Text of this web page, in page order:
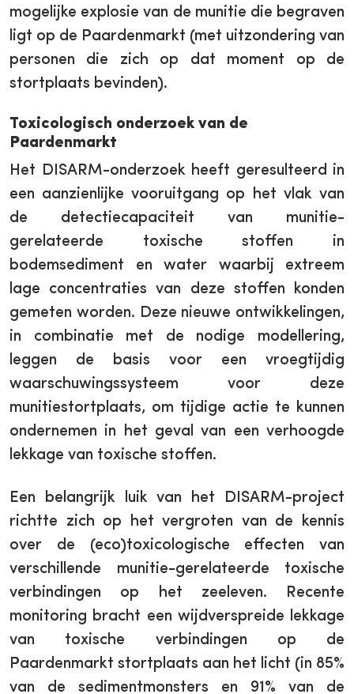
mogelijke explosie van de munitie die begraven
ligt op de Paardenmarkt (met uitzondering van
personen die zich op dat moment op de
stortplaats bevinden).
Toxicologisch onderzoek van de
Paardenmarkt
Het DISARM-onderzoek heeft geresulteerd in
een aanzienlijke vooruitgang op het vlak van
de detectiecapaciteit van munitie-
gerelateerde toxische stoffen in
bodemsediment en water waarbij extreem
lage concentraties van deze stoffen konden
gemeten worden. Deze nieuwe ontwikkelingen,
in combinatie met de nodige modellering,
leggen de basis voor een vroegtijdig
waarschuwingssysteem voor deze
munitiestortplaats, om tijdige actie te kunnen
ondernemen in het geval van een verhoogde
lekkage van toxische stoffen.
Een belangrijk luik van het DISARM-project
richtte zich op het vergroten van de kennis
over de (eco)toxicologische effecten van
verschillende munitie-gerelateerde toxische
verbindingen op het zeeleven. Recente
monitoring bracht een wijdverspreide lekkage
van toxische verbindingen op de
Paardenmarkt stortplaats aan het licht (in 85%
van de sedimentmonsters en 91% van de